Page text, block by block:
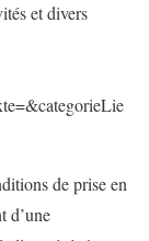
et divers
de prise en
d’une